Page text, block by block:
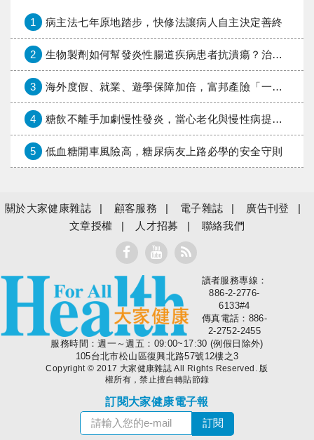
1 病主法七年原地踏步，快修法讓病人自主決定善終
2 生物製劑如何幫發炎性腸道疾病患者抗潰瘍？治療進展與健保給付困境一次看
3 海外度假、就業、遊學保障加倍，富邦產險「一期逐夢」專案加碼遠距醫療與緊急救援
4 糖飲不離手加劇慢性發炎，當心老化與慢性病提早報到
5 低血糖開車風險高，糖尿病友上路必學的安全守則
關於大家健康雜誌 顧客服務 電子雜誌
廣告刊登
文章授權
人才招募 聯絡我們
大家健康
讀者服務專線：
886-2-2776-
6133#4
傳真電話：886-
2-2752-2455
服務時間：週一～週五：09:00~17:30 (例假日除外)
105台北市松山區復興北路57號12樓之3
Copyright © 2017 大家健康雜誌 All Rights Reserved. 版
權所有，禁止擅自轉貼節錄
訂閱大家健康電子報